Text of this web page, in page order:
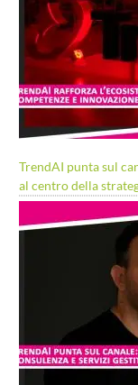
TrendAI punta sul
al centro della